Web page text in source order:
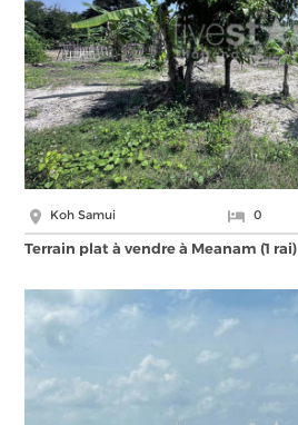
Koh Samui 0
Terrain plat à vendre à Meanam (1 rai)